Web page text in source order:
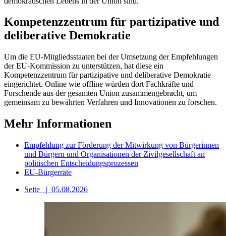
Kompetenzzentrum für partizipative und
deliberative Demokratie
Um die EU-Mitgliedsstaaten bei der Umsetzung der Empfehlungen
der EU-Kommission zu unterstützen, hat diese ein
Kompetenzzentrum für partizipative und deliberative Demokratie
eingerichtet. Online wie offline würden dort Fachkräfte und
Forschende aus der gesamten Union zusammengebracht, um
gemeinsam zu bewährten Verfahren und Innovationen zu forschen.
Mehr Informationen
Empfehlung zur Förderung der Mitwirkung von Bürgerinnen
und Bürgern und Organisationen der Zivilgesellschaft an
politischen Entscheidungsprozessen
EU-Bürgerräte
Seite
| 05.08.2026